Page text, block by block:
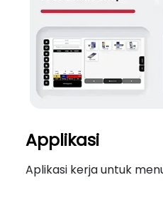
Applikasi
Aplikasi kerja untuk